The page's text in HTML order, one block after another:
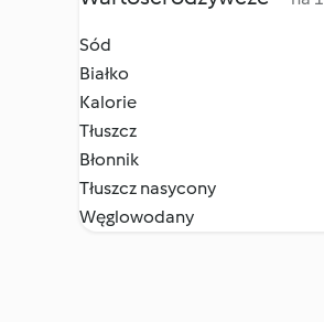
Sód
Białko
Kalorie
Tłuszcz
Błonnik
Tłuszcz nasycony
Węglowodany